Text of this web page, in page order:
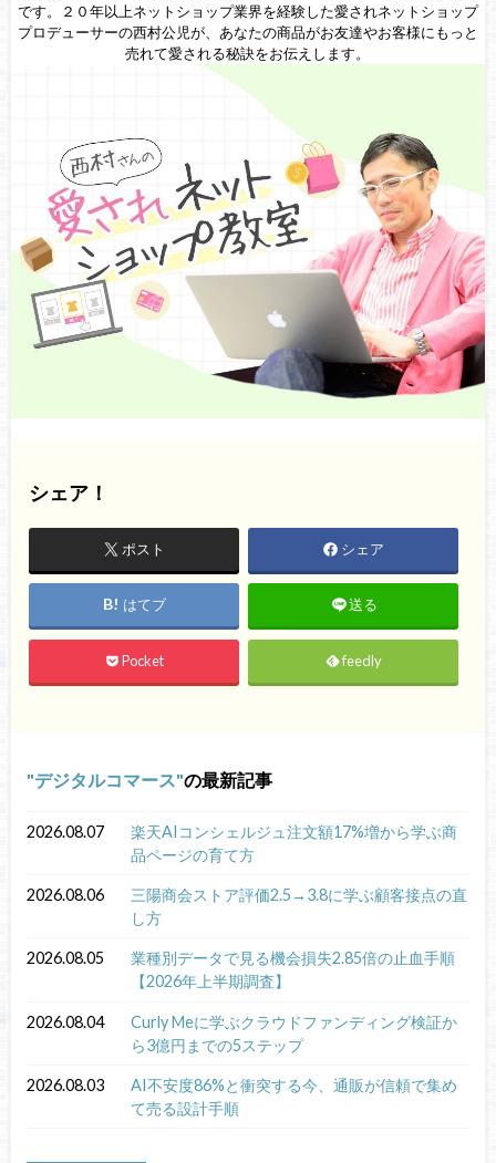
です。２０年以上ネットショップ業界を経験した愛されネットショップ
プロデューサーの西村公児が、あなたの商品がお友達やお客様にもっと
売れて愛される秘訣をお伝えします。
シェア！
ポスト シェア
はてブ 送る
Pocket feedly
デジタルコマース の最新記事
2026.08.07
楽天AIコンシェルジュ注文額17%増から学ぶ商
品ページの育て方
2026.08.06
三陽商会ストア評価2.5→3.8に学ぶ顧客接点の直
し方
2026.08.05
業種別データで見る機会損失2.85倍の止血手順
【2026年上半期調査】
2026.08.04
Curly Meに学ぶクラウドファンディング検証か
ら3億円までの5ステップ
2026.08.03
AI不安度86%と衝突する今、通販が信頼で集め
て売る設計手順